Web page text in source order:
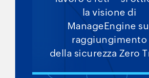
la visione di
ManageEngine
raggiungimento
della sicurezza Zero